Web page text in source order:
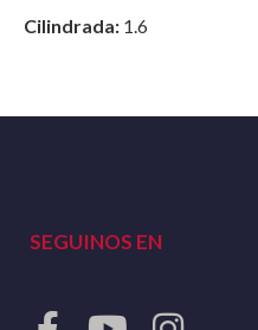
Cilindrada: 1.6
SEGUINOS EN